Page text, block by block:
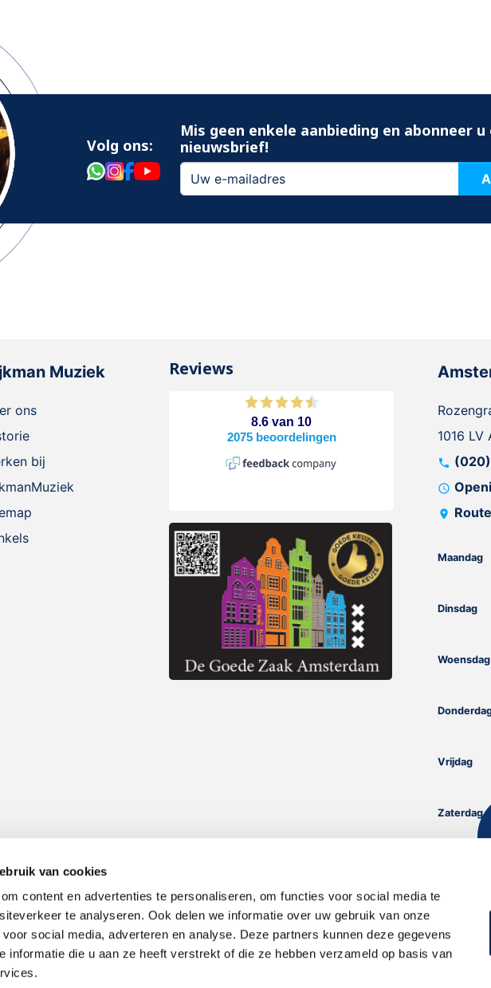
van cookies
content en advertenties te personaliseren, om functies voor social media te
te analyseren. Ook delen we informatie over uw gebruik van onze
social media, adverteren en analyse. Deze partners kunnen deze gegevens
informatie die u aan ze heeft verstrekt of die ze hebben verzameld op basis van
Volg ons:
Mis geen enkele aanbieding en abonneer u
nieuwsbrief!
Muziek
ons
bij
Reviews
1016 LV
call
schedule
location_on Route
Maandag
Dinsdag
Woensdag
Vrijdag
Zaterdag
Alle prijzen zijn inclusief 21% BTW, tenzij anders vermeld.